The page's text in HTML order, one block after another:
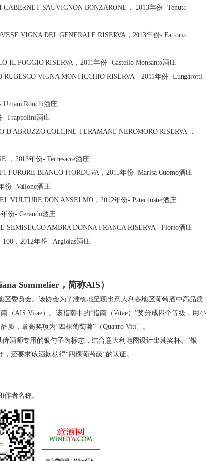
SAUVIGNON BONZARONE， 2013年份- Tenuta
VIGNA DEL GENERALE RISERVA，2013年份- Fattoria
IL POGGIO RISERVA，2011年份- Castello Monsanto酒庄
VIGNA MONTICCHIO RISERVA，2011年份- Lungarotti
Umani Ronchi酒庄
- Trappolini酒庄
COLLINE TERAMANE NEROMORO RISERVA ，
，2013年份- Terresacre酒庄
FURORE BIANCO FIORDUVA，2015年份- Marisa Cuomo酒庄
份- Vallone酒庄
VULTURE DON ANSELMO，2012年份- Paternoster酒庄
份- Ceraudo酒庄
SEMISECCO AMBRA DONNA FRANCA RISERVA - Florio酒庄
，2012年份– Argiolas酒庄
Sommelier，简称AIS）
委员会。该协会为了准确地呈现出意大利各地区葡萄酒中高品质
（AIS Vitae）。该指南中的“指南（Vitae）”奖分成四个等级，用小
质，最高奖项为“四棵葡萄藤”（Quattro Viti）。
酒师专用的银勺子为标志，结合意大利地图设计出其奖杯。“银
还要求该酒款获得“四棵葡萄藤”的认证。
者名称。